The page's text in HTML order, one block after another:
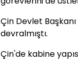
Çin Devlet
devralmıştı.
Çin'de kabine